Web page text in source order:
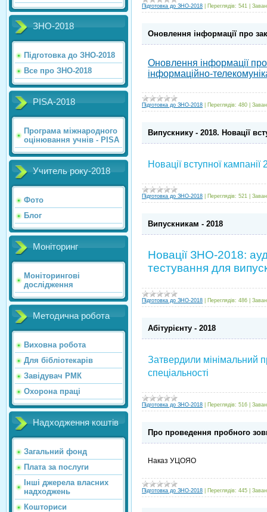
ЗНО-2018
Підготовка до ЗНО-2018
Все про ЗНО-2018
PISA-2018
Програма міжнародного
оцінювання учнів - PISA
Учитель року-2018
Фото
Блог
Моніторинг
Моніторингові
дослідження
Методична робота
Виховна робота
Для бібліотекарів
Завідувач РМК
Охорона праці
Надходження коштів
Загальний фонд
Плата за послуги
Інші джерела власних
надходжень
Кошториси
Підготовка до ЗНО-2018 Переглядів: 541
Оновлення інформації про
Оновлення інформації
інформаційно-
Підготовка до ЗНО-2018 Переглядів: 480
Випускнику - 2018. Новації
Новації вступної кампанії
Підготовка до ЗНО-2018 Переглядів: 521
Випускникам - 2018
Новації ЗНО-2018:
тестування для
Підготовка до ЗНО-2018 Переглядів: 486
Абітурієнту - 2018
Затвердили мінімальний
спеціальності
Підготовка до ЗНО-2018 Переглядів: 516
Про проведення пробного
Наказ УЦОЯО
Підготовка до ЗНО-2018 Переглядів: 445